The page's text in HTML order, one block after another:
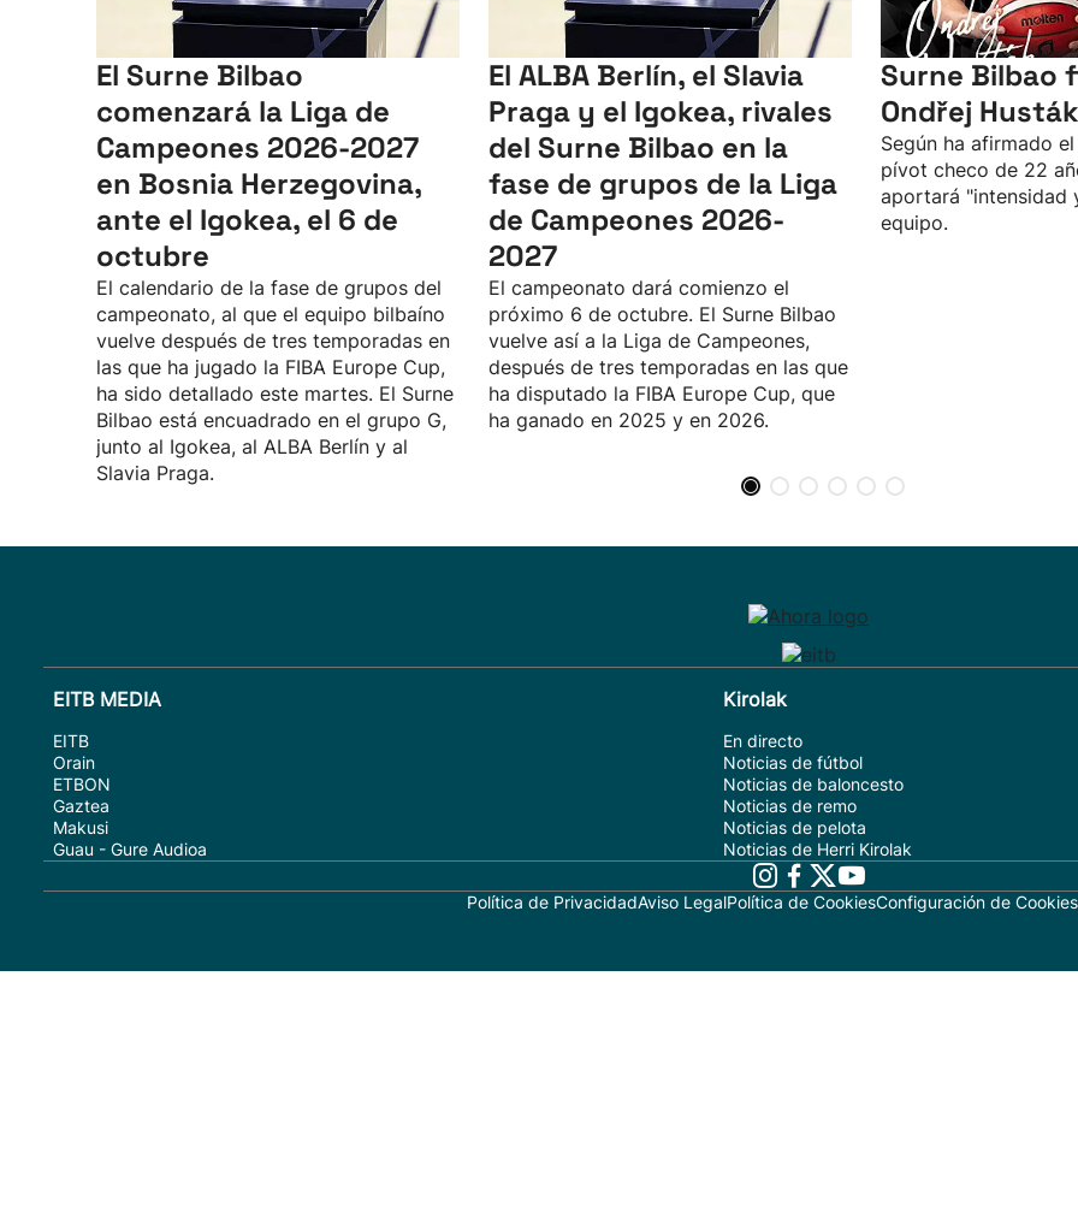
El Surne Bilbao
comenzará la Liga de
Campeones 2026-2027
en Bosnia Herzegovina,
ante el Igokea, el 6 de
octubre
El calendario de la fase de grupos del
campeonato, al que el equipo bilbaíno
vuelve después de tres temporadas en
las que ha jugado la FIBA Europe Cup,
ha sido detallado este martes. El Surne
Bilbao está encuadrado en el grupo G,
junto al Igokea, al ALBA Berlín y al
Slavia Praga.
El ALBA Berlín, el Slavia
Praga y el Igokea, rivales
del Surne Bilbao en la
fase de grupos de la Liga
de Campeones 2026-
2027
El campeonato dará comienzo el
próximo 6 de octubre. El Surne Bilbao
vuelve así a la Liga de Campeones,
después de tres temporadas en las que
ha disputado la FIBA Europe Cup, que
ha ganado en 2025 y en 2026.
Surne Bilbao
Ondřej
Según ha afirmado
pívot checo de 22
aportará "intensidad
equipo.
EITB MEDIA
EITB
Orain
ETBON
Gaztea
Makusi
Guau - Gure Audioa
Kirolak
En directo
Noticias de fútbol
Noticias de baloncesto
Noticias de remo
Noticias de pelota
Noticias de Herri Kirolak
Política de PrivacidadAviso LegalPolítica de CookiesConfiguración de Cookies